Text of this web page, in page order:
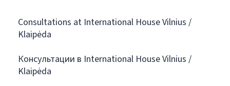
Consultations at International House Vilnius /
Klaipėda
Консультации в International House Vilnius /
Klaipėda